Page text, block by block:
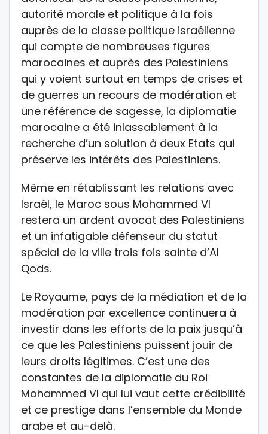
autorité morale et politique à la fois
auprès de la classe politique israélienne
qui compte de nombreuses figures
marocaines et auprès des Palestiniens
qui y voient surtout en temps de crises et
de guerres un recours de modération et
une référence de sagesse, la diplomatie
marocaine a été inlassablement à la
recherche d’un solution à deux Etats qui
préserve les intérêts des Palestiniens.
Même en rétablissant les relations avec
Israël, le Maroc sous Mohammed VI
restera un ardent avocat des Palestiniens
et un infatigable défenseur du statut
spécial de la ville trois fois sainte d’Al
Qods.
Le Royaume, pays de la médiation et de la
modération par excellence continuera à
investir dans les efforts de la paix jusqu’à
ce que les Palestiniens puissent jouir de
leurs droits légitimes. C’est une des
constantes de la diplomatie du Roi
Mohammed VI qui lui vaut cette crédibilité
et ce prestige dans l’ensemble du Monde
arabe et au-delà.